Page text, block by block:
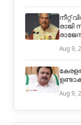
നീറ്റ്
രാജി
Aug 9,
Aug 9,